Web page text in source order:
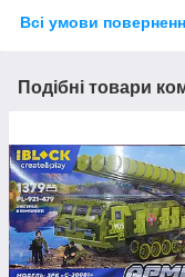
Всі умови
Подібні товари